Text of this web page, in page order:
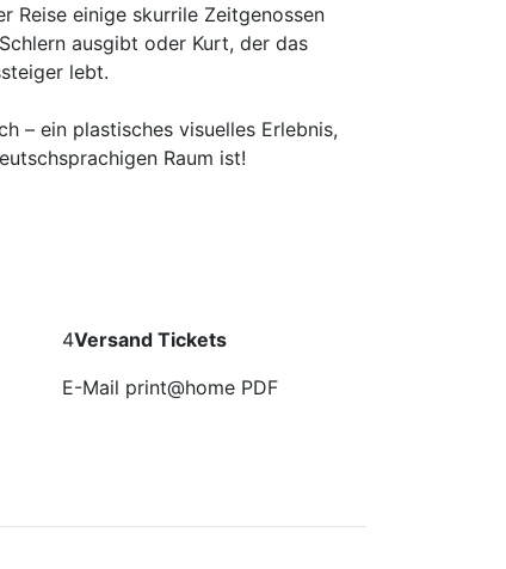
Reise einige skurrile Zeitgenossen
ausgibt oder Kurt, der das
lebt.
– ein plastisches visuelles Erlebnis,
Raum ist!
4Versand Tickets
E-Mail print@home PDF